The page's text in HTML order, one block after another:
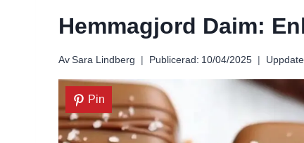
Hemmagjord Daim:
Av Sara Lindberg Publicerad: 10/04/2025
Pin